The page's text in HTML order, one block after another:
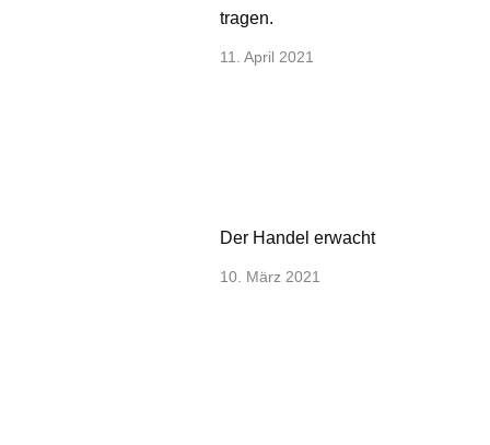
tragen.
11. April 2021
Der Handel erwacht
10. März 2021